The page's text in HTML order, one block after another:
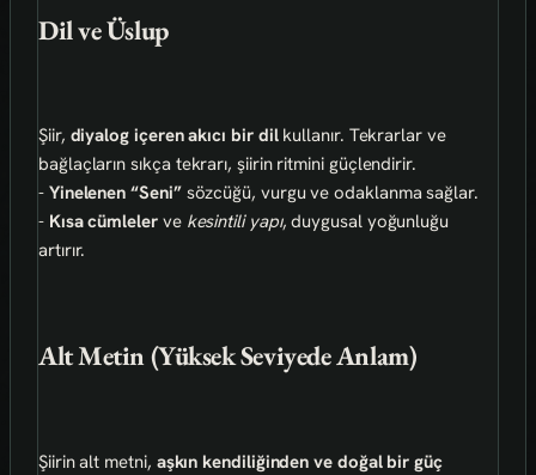
Dil ve Üslup
Şiir, diyalog içeren akıcı bir dilkullanır. Tekrarlar ve
bağlaçların sıkça tekrarı, şiirin ritmini güçlendirir.
- Yinelenen “Seni”sözcüğü, vurgu ve odaklanma sağlar.
- Kısa cümlelerve kesintili yapı, duygusal yoğunluğu
artırır.
Alt Metin (Yüksek Seviyede Anlam)
Şiirin alt metni, aşkın kendiliğinden ve doğal bir güç